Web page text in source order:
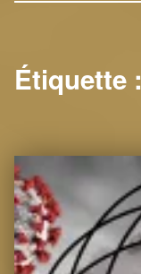
Étiquette :